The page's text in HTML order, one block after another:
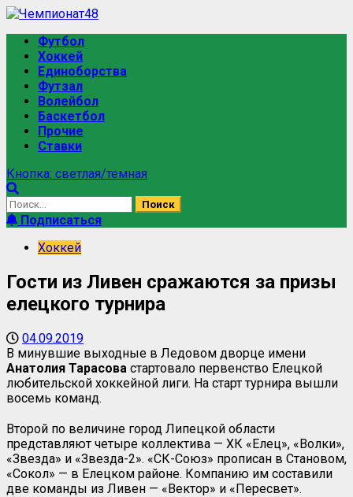
Футбол
Хоккей
Единоборства
Футзал
Волейбол
Баскетбол
Прочие
Ставки
Кнопка: светлая/темная
Подписаться
Хоккей
Гости из Ливен сражаются за призы
елецкого турнира
04.09.2019
В минувшие выходные в Ледовом дворце имени
Анатолия Тарасова стартовало первенство Елецкой
любительской хоккейной лиги. На старт турнира вышли
восемь команд.
Второй по величине город Липецкой области
представляют четыре коллектива — ХК «Елец», «Волки»,
«Звезда» и «Звезда-2». «СК-Союз» прописан в Становом,
«Сокол» — в Елецком районе. Компанию им составили
две команды из Ливен — «Вектор» и «Пересвет».